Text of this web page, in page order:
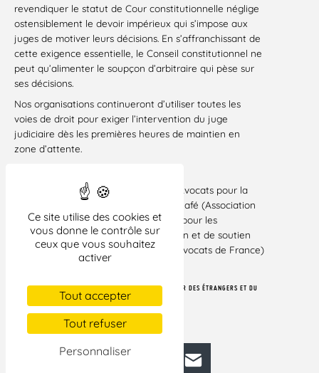
Ce site utilise des cookies et
vous donne le contrôle sur
ceux que vous souhaitez
activer
Tout accepter
Tout refuser
Personnaliser
revendiquer le statut de Cour constitutionnelle néglige
ostensiblement le devoir impérieux qui s’impose aux
juges de motiver leurs décisions. En s’affranchissant de
cette exigence essentielle, le Conseil constitutionnel ne
peut qu’alimenter le soupçon d’arbitraire qui pèse sur
ses décisions.
Nos organisations continueront d’utiliser toutes les
voies de droit pour exiger l’intervention du juge
judiciaire dès les premières heures de maintien en
zone d’attente.
Organisations signataires :
ADDE (Avocats pour la
défense des droits des étrangers) ; Anafé (Association
nationale d’assistance aux frontières pour les
étrangers) ; Gisti (Groupe d’information et de soutien
des immigré·es) ; SAF (Syndicat des avocats de France)
; Syndicat de la magistrature.
[2] ARTICLE L. 341-1 DU CODE L’ENTRÉE ET DU SÉJOUR DES ÉTRANGERS ET DU
DROIT D’ASILE (CÉSEDA).
[3] CONS. CONST., 9 JANVIER 1980, N° 79-109 DC.
Facebook
BlueskyMastodonLinkedIn